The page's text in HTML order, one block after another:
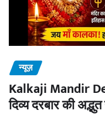
न्यूज़
Kalkaji Mandir
दिव्य दरबार की अद्भुत